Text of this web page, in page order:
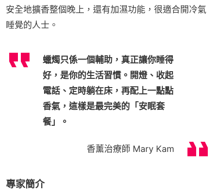
安全地擴香整個晚上，還有加濕功能，很適合開冷氣
睡覺的人士。
蠟燭只係一個輔助，真正讓你睡得
好，是你的生活習慣。開燈、收起
電話、定時躺在床，再配上一點點
香氣，這樣是最完美的「安眠套
餐」。
香薰治療師 Mary Kam
專家簡介